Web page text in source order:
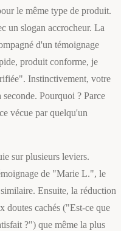
le même type de produit.
un slogan accrocheur. La
d'un témoignage
produit conforme, je
Instinctivement, votre
Pourquoi ? Parce
vécue par quelqu'un
sur plusieurs leviers.
de "Marie L.", le
Ensuite, la réduction
doutes cachés ("Est-ce que
?") que même la plus